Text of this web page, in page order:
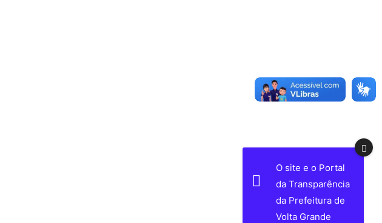
O site e o Portal
da Transparência
da Prefeitura de
Volta Grande